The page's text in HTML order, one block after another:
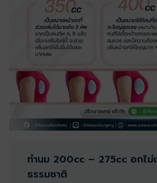
ทำนม 200cc – 275cc อกไม่
ธรรมชาติ